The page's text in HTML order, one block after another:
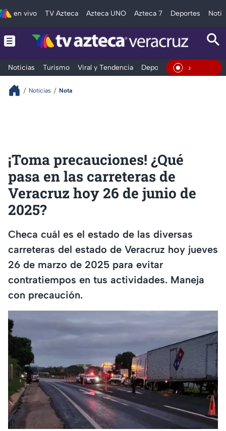
en vivo TV Azteca Azteca UNO Azteca 7 Deportes
Noticias Turismo Viral y Tendencia Deportes Espectáculos
En Vivo
Noticias Nota
¡Toma precauciones! ¿Qué
pasa en las carreteras de
Veracruz hoy 26 de junio de
2025?
Checa cuál es el estado de las diversas
carreteras del estado de Veracruz hoy jueves
26 de marzo de 2025 para evitar
contratiempos en tus actividades. Maneja
con precaución.